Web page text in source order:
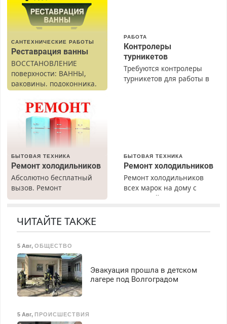
САНТЕХНИЧЕСКИЕ РАБОТЫ
Реставрация ванны
ВОССТАНОВЛЕНИЕ
поверхности: ВАННЫ,
раковины, подоконника.
От скола до полной
реставрации. 100%
результат.
РАБОТА
Контролеры
турникетов
Требуются контролеры
турникетов для работы в
Ежемесячно
выплачивается денежная
премия. Возможно
бесплатное обучение,
безопасности с з/п до
БЫТОВАЯ ТЕХНИКА
Ремонт холодильников
Абсолютно бесплатный
вызов. Ремонт
холодильников всех
гарантией. Все р-ны.
40%. Мастер со стажем.
БЫТОВАЯ ТЕХНИКА
Ремонт холодильников
Ремонт холодильников
всех марок на дому с
гарантией. Замена
ЧИТАЙТЕ ТАКЖЕ
5 Авг, ОБЩЕСТВО
Эвакуация прошла в детском
лагере под Волгоградом
5 Авг, ПРОИСШЕСТВИЯ